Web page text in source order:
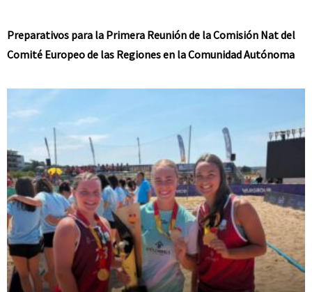
Preparativos para la Primera Reunión de la Comisión Nat del
Comité Europeo de las Regiones en la Comunidad Autónoma